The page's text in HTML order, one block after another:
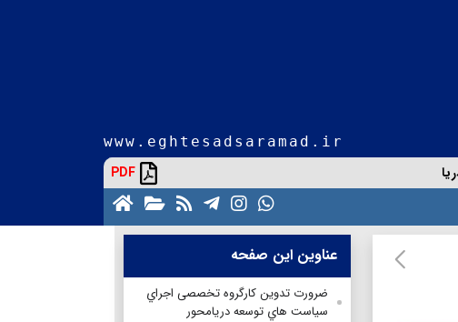
www.eghtesadsaramad.ir
PDF
عناوین این صفحه
ضرورت تدوين كارگروه تخصصی اجراي
سياست هاي توسعه دريامحور